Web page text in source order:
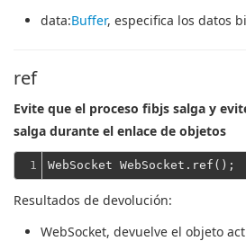
data:Buffer, especifica los datos
ref
Evite que el proceso fibjs salga y
salga durante el enlace de objetos
1
Resultados de devolución:
WebSocket, devuelve el objeto